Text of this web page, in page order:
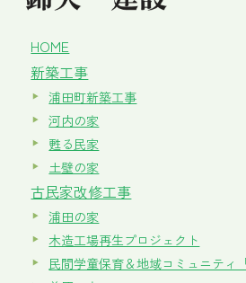
HOME
新築工事
浦田町新築工事
河内の家
甦る民家
土壁の家
古民家改修工事
浦田の家
木造工場再生プロジェクト
民間学童保育＆地域コミュニティ